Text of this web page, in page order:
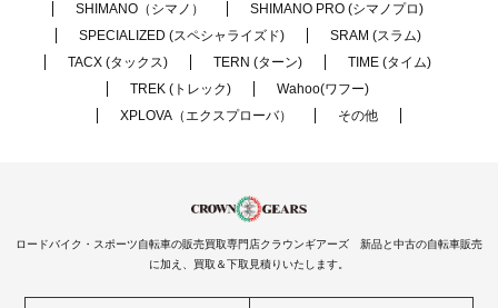
SHIMANO（シマノ）
SHIMANO PRO (シマノプロ)
SPECIALIZED (スペシャライズド)
SRAM (スラム)
TACX (タックス)
TERN (ターン)
TIME (タイム)
TREK (トレック)
Wahoo(ワフー)
XPLOVA（エクスプローバ）
その他
ロードバイク・スポーツ自転車の販売買取専門店クラウンギアーズ 新品と中古の自転車販売
に加え、買取＆下取見積りいたします。